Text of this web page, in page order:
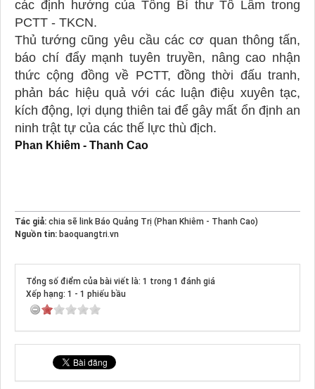
các định hướng của Tổng Bí thư Tô Lâm trong
PCTT - TKCN.
Thủ tướng cũng yêu cầu các cơ quan thông tấn,
báo chí đẩy mạnh tuyên truyền, nâng cao nhận
thức cộng đồng về PCTT, đồng thời đấu tranh,
phản bác hiệu quả với các luận điệu xuyên tạc,
kích động, lợi dụng thiên tai để gây mất ổn định an
ninh trật tự của các thế lực thù địch.
Phan Khiêm - Thanh Cao
Tác giả: chia sẽ link Báo Quảng Trị (Phan Khiêm - Thanh Cao)
Nguồn tin: baoquangtri.vn
Tổng số điểm của bài viết là: 1 trong 1 đánh giá
Xếp hạng: 1 - 1 phiếu bầu